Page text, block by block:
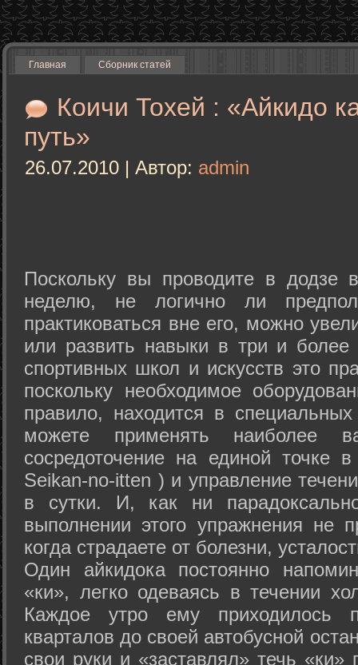
Главная Сборник статей
Коичи Тохей : «Айкидо
путь»
26.07.2010 | Автор: admin
Поскольку вы проводите в додзе
неделю, не логично ли
практиковаться вне его, можно
или развить навыки в три и
спортивных школ и искусств это
поскольку необходимое
правило, находится в
можете применять наиболее
сосредоточение на единой точке
Seikan-­no-­itten ) и управление
в сутки. И, как ни
выполнении этого упражнения не
когда страдаете от болезни,
Один айкидока постоянно
«ки», легко одеваясь в течении
Каждое утро ему приходилось
кварталов до своей автобусной
свои руки и «заставлял» течь «ки»